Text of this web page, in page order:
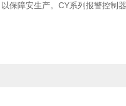
保障安生产。CY系列报警控制